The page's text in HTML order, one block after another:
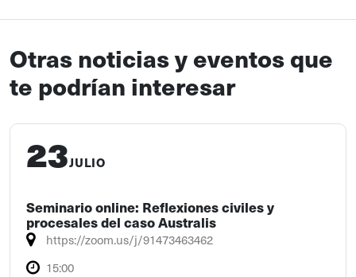
Otras noticias y eventos que
te podrían interesar
23JULIO
Seminario online: Reflexiones civiles y
procesales del caso Australis
https://zoom.us/j/91473463462
15:00